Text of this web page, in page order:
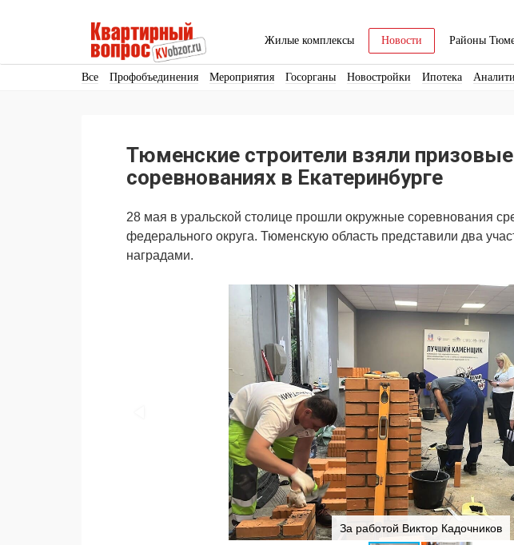
Жилые комплексы Новости Районы
Все Профобъединения Мероприятия Госорганы Новостройки Ипотека
Тюменские строители взяли
соревнованиях в Екатеринбурге
28 мая в уральской столице прошли окружные соревнования
федерального округа. Тюменскую область представили два
наградами.
За работой Виктор Кадочников